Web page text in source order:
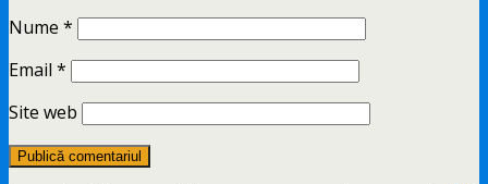
Nume *
Email *
Site web